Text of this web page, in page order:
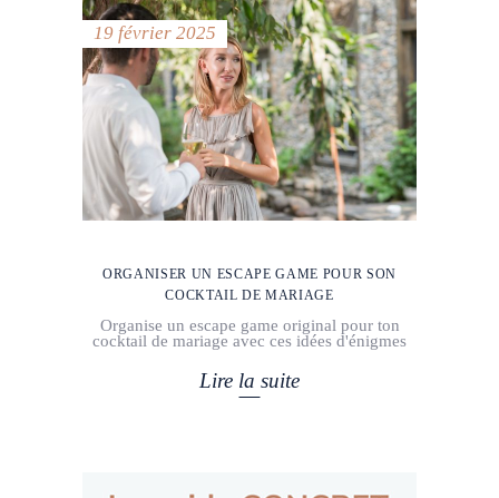
19 février 2025
ORGANISER UN ESCAPE GAME POUR SON
COCKTAIL DE MARIAGE
Organise un escape game original pour ton
cocktail de mariage avec ces idées d'énigmes
Lire la suite